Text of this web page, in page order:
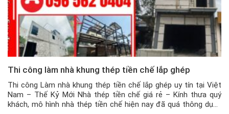
Thi công làm nhà khung thép tiền chế lắp ghép
Thi công Làm nhà khung thép tiền chế lắp ghép uy tín tại Việt
Nam – Thế Kỷ Mới Nhà thép tiền chế giá rẻ – Kính thưa quý
khách, mô hình nhà thép tiền chế hiện nay đã quá thông dụng